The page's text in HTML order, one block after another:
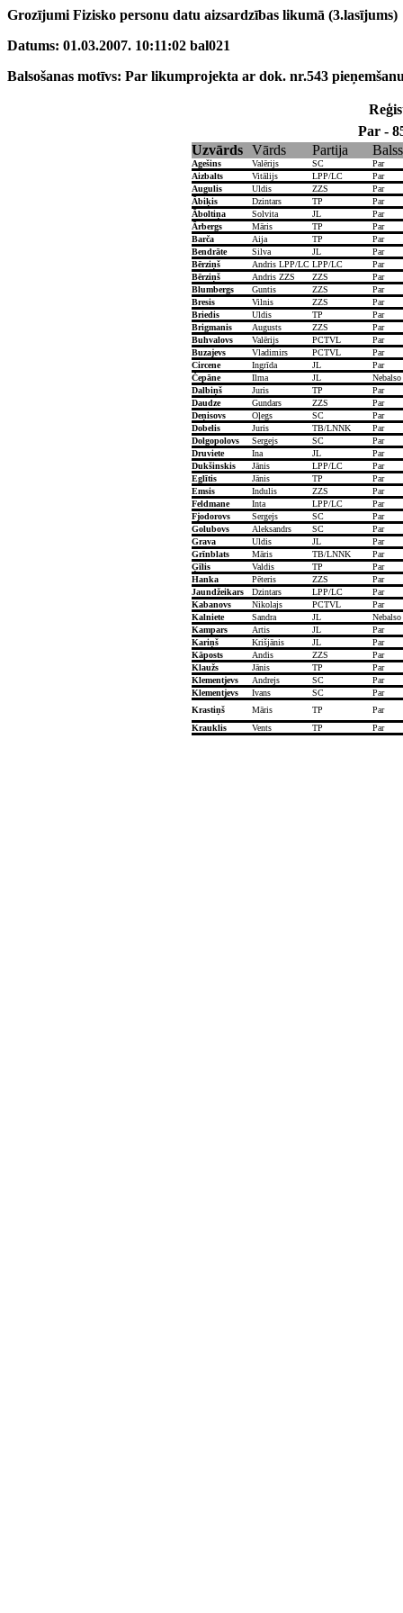
Grozījumi Fizisko personu datu aizsardzības likumā (3.lasījums)
Datums: 01.03.2007. 10:11:02 bal021
Balsošanas motīvs: Par likumprojekta ar dok. nr.543
Par -
Uzvārds
Vārds Partija Balss
Agešins Valērijs SC
Par
Aizbalts
Vitālijs LPP/LC
Par
Augulis
Uldis ZZS
Par
Ābiķis
Dzintars TP
Par
Āboltiņa
Solvita JL
Par
Ārbergs
Māris TP
Par
Barča
Aija TP
Par
Bendrāte
Silva JL
Par
Bērziņš
Andris LPP/LC LPP/LC
Par
Bērziņš
Andris ZZS ZZS
Par
Blumbergs
Guntis ZZS
Par
Bresis
Vilnis ZZS
Par
Briedis
Uldis TP
Par
Brigmanis
Augusts ZZS
Par
Buhvalovs
Valērijs PCTVL
Par
Buzajevs
Vladimirs PCTVL
Par
Circene
Ingrīda JL
Par
Čepāne
Ilma JL
Nebalso
Dalbiņš
Juris TP
Par
Daudze
Gundars ZZS
Par
Deņisovs
Oļegs SC
Par
Dobelis
Juris TB/LNNK
Par
Dolgopolovs
Sergejs SC
Par
Druviete
Ina JL
Par
Dukšinskis
Jānis LPP/LC
Par
Eglītis
Jānis TP
Par
Emsis
Indulis ZZS
Par
Feldmane
Inta LPP/LC
Par
Fjodorovs
Sergejs SC
Par
Golubovs
Aleksandrs SC
Par
Grava
Uldis JL
Par
Grīnblats
Māris TB/LNNK
Par
Ģīlis
Valdis TP
Par
Hanka
Pēteris ZZS
Par
Jaundžeikars
Dzintars LPP/LC
Par
Kabanovs
Nikolajs PCTVL
Par
Kalniete
Sandra JL
Nebalso
Kampars
Artis JL
Par
Kariņš
Krišjānis JL
Par
Kāposts
Andis ZZS
Par
Klaužs
Jānis TP
Par
Klementjevs
Andrejs SC
Par
Klementjevs
Ivans SC
Par
Krastiņš
Māris TP
Par
Krauklis
Vents TP Par